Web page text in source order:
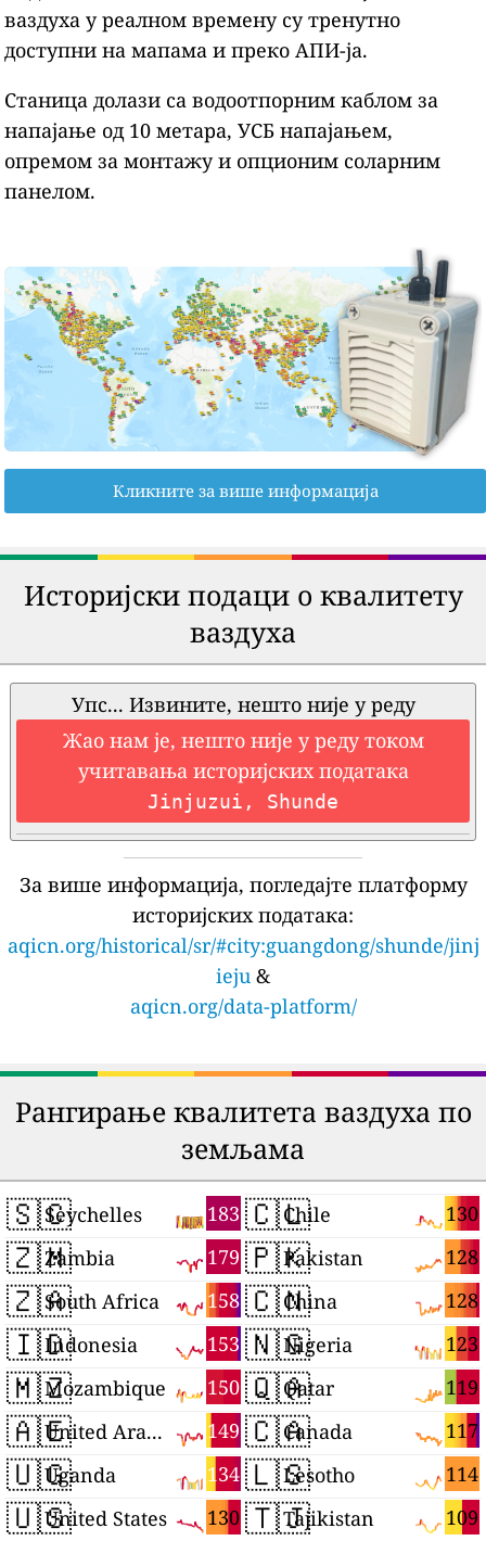
ваздуха у реалном времену су тренутно
доступни на мапама и преко АПИ-ја.
Станица долази са водоотпорним каблом за
напајање од 10 метара, УСБ напајањем,
опремом за монтажу и опционим соларним
панелом.
Кликните за више информација
Историјски подаци о квалитету
ваздуха
Упс... Извините, нешто није у реду
Жао нам је, нешто није у реду током
учитавања историјских података
Jinjuzui, Shunde
За више информација, погледајте платформу
историјских података:
aqicn.org/historical/sr/#city:guangdong/shunde/jinj
ieju &
aqicn.org/data-platform/
Рангирање квалитета ваздуха по
земљама
🇸🇨 183
Seychelles
🇿🇲 179
Zambia
🇿🇦 158
South Africa
🇮🇩 153
Indonesia
🇲🇿 150
Mozambique
🇦🇪 149
United Arab Emirates
🇺🇬 134
Uganda
🇺🇸 130
United States
🇨🇱 130
Chile
🇵🇰 128
Pakistan
🇨🇳 128
China
🇳🇬 123
Nigeria
🇶🇦 119
Qatar
🇨🇦 117
Canada
🇱🇸 114
Lesotho
🇹🇯 109
Tajikistan